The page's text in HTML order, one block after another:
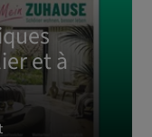
et à